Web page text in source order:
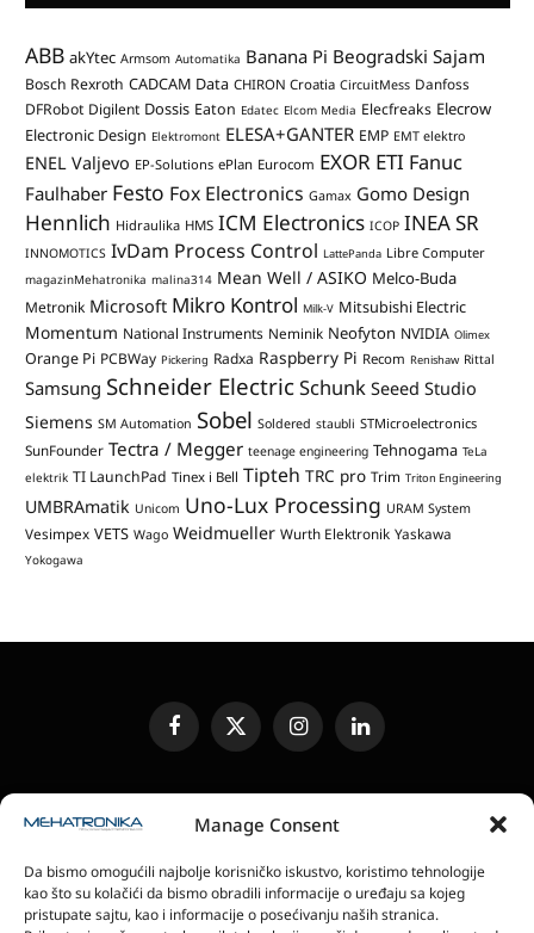
Manage Consent
Da bismo omogućili najbolje korisničko iskustvo, koristimo tehnologije
kao što su kolačići da bismo obradili informacije o uređaju sa kojeg
pristupate sajtu, kao i informacije o posećivanju naših stranica.
ABB akYtec Armsom Automatika Banana Pi Beogradski Sajam
Bosch Rexroth CADCAM Data CHIRON Croatia CircuitMess Danfoss
DFRobot Digilent Dossis Eaton Edatec Elcom Media Elecfreaks Elecrow
Electronic Design Elektromont ELESA+GANTER EMP EMT elektro
ENEL Valjevo EP-Solutions ePlan Eurocom EXOR ETI Fanuc
Faulhaber Festo Fox Electronics Gamax Gomo Design
Hennlich Hidraulika HMS ICM Electronics ICOP INEA SR
INNOMOTICS IvDam Process Control LattePanda Libre Computer
magazinMehatronika malina314 Mean Well / ASIKO Melco-Buda
Metronik Microsoft Mikro Kontrol Milk-V Mitsubishi Electric
Momentum National Instruments Neminik Neofyton NVIDIA Olimex
Orange Pi PCBWay Pickering Radxa Raspberry Pi Recom Renishaw Rittal
Samsung Schneider ElectricSchunk Seeed Studio
Siemens SM Automation Sobel Soldered staubli STMicroelectronics
SunFounder Tectra / Megger teenage engineering Tehnogama TeLa
elektrik TI LaunchPad Tinex i Bell Tipteh TRC pro Trim Triton Engineering
UMBRAmatik Unicom Uno-Lux Processing URAM System
Vesimpex VETS Wago Weidmueller Wurth Elektronik Yaskawa
Yokogawa
FacebookX
(Twitter)
InstagramLinkedIn
SLANJE JEDINICA ZA RECENZIJU
ELEKTRONSKA IZDANJA
POLITIKA PRIVATNOSTI
POLITIKA KOLAČIĆA